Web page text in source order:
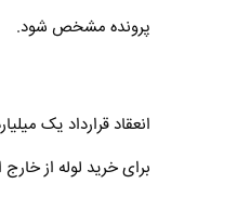
پرونده مشخص شود.
انعقاد قرارداد یک
برای خرید لوله از